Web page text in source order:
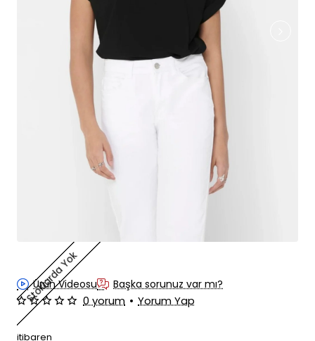
Stoklarda Yok
Ürün Videosu Başka sorunuz var mı?
0 yorum • Yorum Yap
itibaren